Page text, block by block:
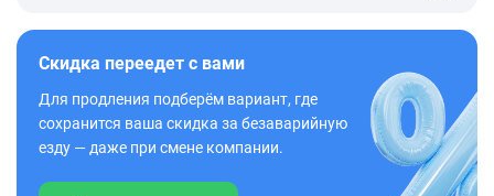
Скидка переедет с вами
Для продления подберём вариант, где
сохранится ваша скидка за безаварийную
езду — даже при смене компании.